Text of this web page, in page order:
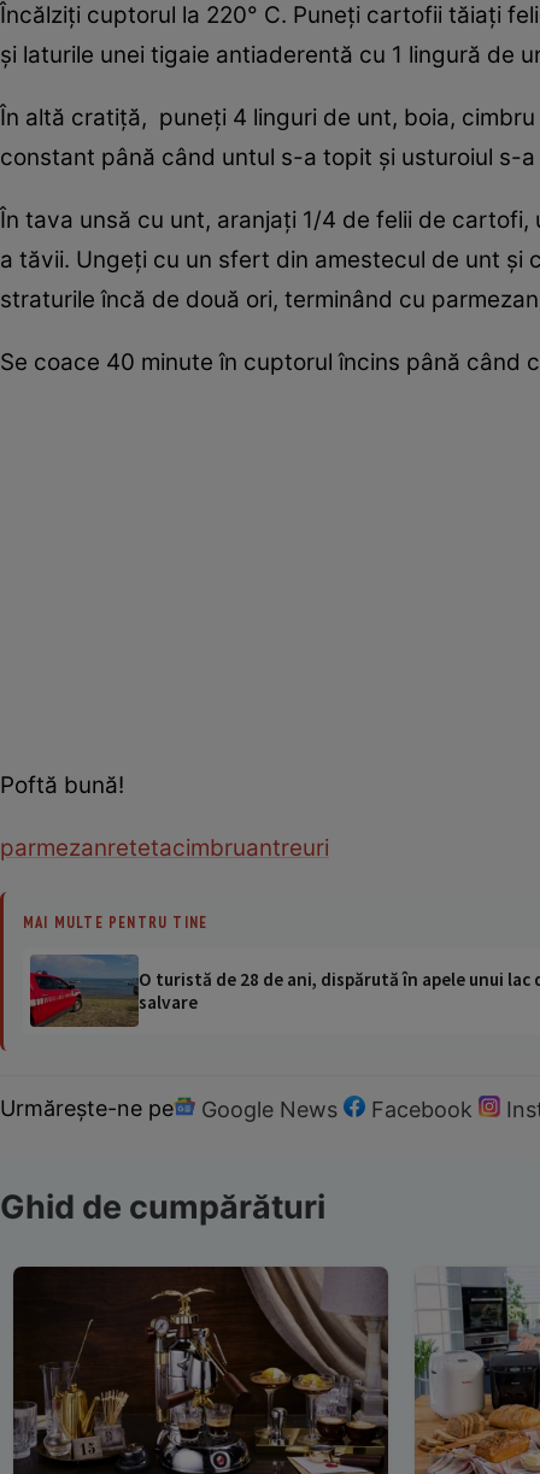
Încălziţi cuptorul la 220° C. Puneţi cartofii tăiaţi
şi laturile unei tigaie antiaderentă cu 1 lingură de
În altă cratiţă, puneţi 4 linguri de unt, boia,
constant până când untul s-a topit şi usturoiul s-
În tava unsă cu unt, aranjaţi 1/4 de felii de
a tăvii. Ungeţi cu un sfert din amestecul de unt şi
straturile încă de două ori, terminând cu
Se coace 40 minute în cuptorul încins până când
Poftă bună!
parmezanretetacimbruantreuri
MAI MULTE PENTRU TINE
O turistă de 28 de ani, dispărută în apele unui
salvare
Urmărește-ne pe Google News Facebook
Ghid de cumpărături